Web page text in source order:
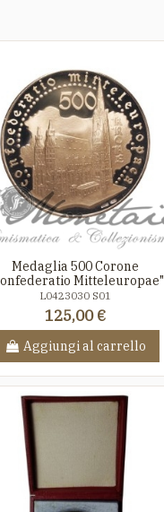
Medaglia 500 Corone
Mitteleuropae"
L0423030 S01
125,00 €
Aggiungi al carrello